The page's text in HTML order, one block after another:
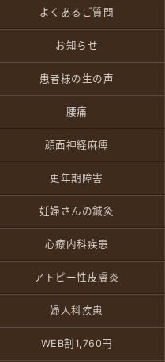
よくあるご質問
お知らせ
患者様の生の声
腰痛
顔面神経麻痺
更年期障害
妊婦さんの鍼灸
心療内科疾患
アトピー性皮膚炎
婦人科疾患
WEB割1,760円